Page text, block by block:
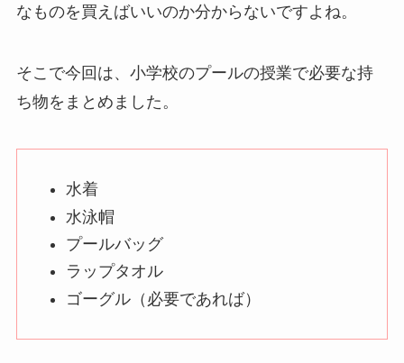
なものを買えばいいのか分からないですよね。
そこで今回は、小学校のプールの授業で必要な持
ち物をまとめました。
水着
水泳帽
プールバッグ
ラップタオル
ゴーグル（必要であれば）